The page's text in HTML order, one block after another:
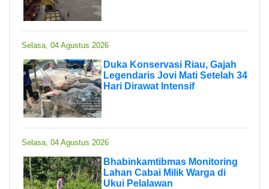
Selasa, 04 Agustus 2026
Duka Konservasi Riau, Gajah
Legendaris Jovi Mati Setelah 34
Hari Dirawat Intensif
Selasa, 04 Agustus 2026
Bhabinkamtibmas Monitoring
Lahan Cabai Milik Warga di
Ukui Pelalawan